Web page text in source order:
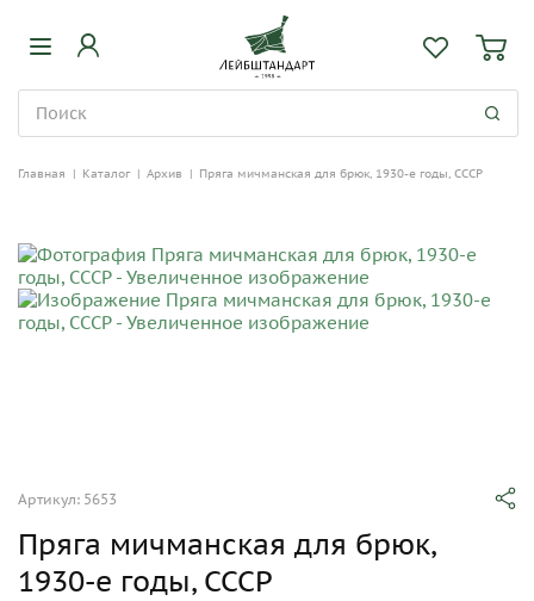
Главная | Каталог | Архив | Пряга мичманская для брюк, 1930-е годы, СССР
Артикул: 5653
Пряга мичманская для брюк,
1930-е годы, СССР